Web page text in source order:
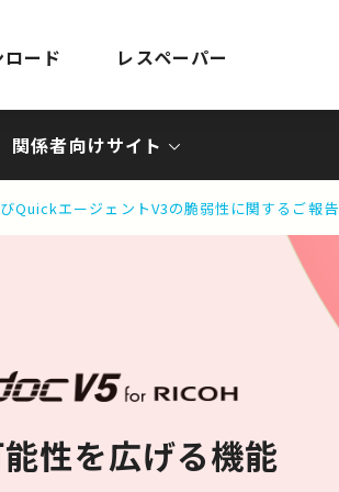
ード レスペーパー
関係者向けサイト
QuickエージェントV3の脆弱性に関するご報告
性を広げる機能